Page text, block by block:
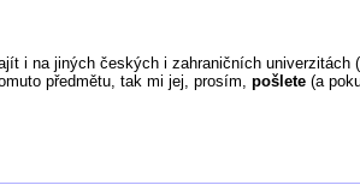
i na jiných českých i zahraničních univerzitách
předmětu, tak mi jej, prosím, pošlete (a